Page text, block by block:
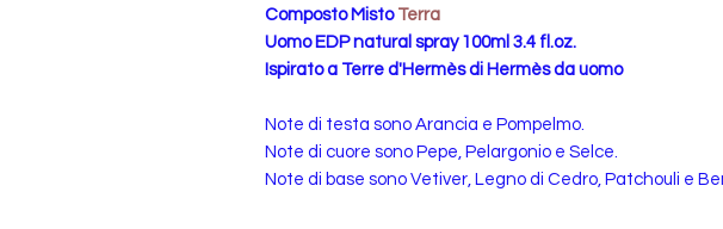
Composto Misto Terra
Uomo EDP natural spray 100ml 3.4 fl.oz.
Ispirato a Terre d'Hermès di Hermès da uomo
Note di testa sono Arancia e Pompelmo.
Note di cuore sono Pepe, Pelargonio e Selce.
Note di base sono Vetiver, Legno di Cedro, Patchouli e